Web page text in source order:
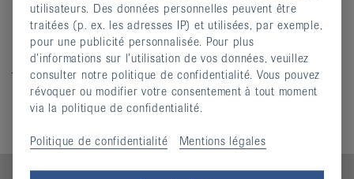
Informations complémentaires
forumR Archive
Téléchargements
Mediadaten 2026 f(pdf, 496,511 KO)
utilisateurs. Des données personnelles peuvent être
traitées (p. ex. les adresses IP) et utilisées, par exemple,
pour une publicité personnalisée. Pour plus
d’informations sur l’utilisation de vos données, veuillez
consulter notre politique de confidentialité. Vous pouvez
révoquer ou modifier votre consentement à tout moment
via la politique de confidentialité.
Politique de confidentialité Mentions légales